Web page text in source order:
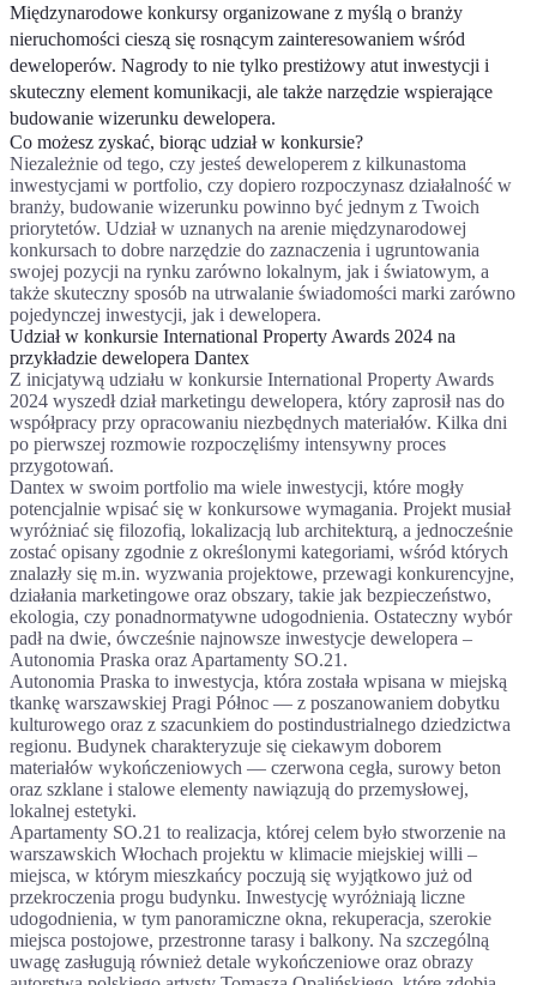
Międzynarodowe konkursy organizowane z myślą o branży
nieruchomości cieszą się rosnącym zainteresowaniem wśród
deweloperów. Nagrody to nie tylko prestiżowy atut inwestycji i
skuteczny element komunikacji, ale także narzędzie wspierające
budowanie wizerunku dewelopera.
Co możesz zyskać, biorąc udział w konkursie?
Niezależnie od tego, czy jesteś deweloperem z kilkunastoma
inwestycjami w portfolio, czy dopiero rozpoczynasz działalność w
branży, budowanie wizerunku powinno być jednym z Twoich
priorytetów. Udział w uznanych na arenie międzynarodowej
konkursach to dobre narzędzie do zaznaczenia i ugruntowania
swojej pozycji na rynku zarówno lokalnym, jak i światowym, a
także skuteczny sposób na utrwalanie świadomości marki zarówno
pojedynczej inwestycji, jak i dewelopera.
Udział w konkursie International Property Awards 2024 na
przykładzie dewelopera Dantex
Z inicjatywą udziału w konkursie International Property Awards
2024 wyszedł dział marketingu dewelopera, który zaprosił nas do
współpracy przy opracowaniu niezbędnych materiałów. Kilka dni
po pierwszej rozmowie rozpoczęliśmy intensywny proces
przygotowań.
Dantex w swoim portfolio ma wiele inwestycji, które mogły
potencjalnie wpisać się w konkursowe wymagania. Projekt musiał
wyróżniać się filozofią, lokalizacją lub architekturą, a jednocześnie
zostać opisany zgodnie z określonymi kategoriami, wśród których
znalazły się m.in. wyzwania projektowe, przewagi konkurencyjne,
działania marketingowe oraz obszary, takie jak bezpieczeństwo,
ekologia, czy ponadnormatywne udogodnienia. Ostateczny wybór
padł na dwie, ówcześnie najnowsze inwestycje dewelopera –
Autonomia Praska oraz Apartamenty SO.21.
Autonomia Praska to inwestycja, która została wpisana w miejską
tkankę warszawskiej Pragi Północ — z poszanowaniem dobytku
kulturowego oraz z szacunkiem do postindustrialnego dziedzictwa
regionu. Budynek charakteryzuje się ciekawym doborem
materiałów wykończeniowych — czerwona cegła, surowy beton
oraz szklane i stalowe elementy nawiązują do przemysłowej,
lokalnej estetyki.
Apartamenty SO.21 to realizacja, której celem było stworzenie na
warszawskich Włochach projektu w klimacie miejskiej willi –
miejsca, w którym mieszkańcy poczują się wyjątkowo już od
przekroczenia progu budynku. Inwestycję wyróżniają liczne
udogodnienia, w tym panoramiczne okna, rekuperacja, szerokie
miejsca postojowe, przestronne tarasy i balkony. Na szczególną
uwagę zasługują również detale wykończeniowe oraz obrazy